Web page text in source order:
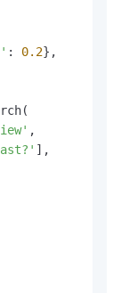
: 0.2},
,
],